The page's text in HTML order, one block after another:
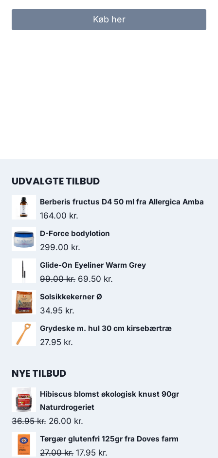
Køb her
UDVALGTE TILBUD
Berberis fructus D4 50 ml fra Allergica Amba
164.00 kr.
D-Force bodylotion
299.00 kr.
Glide-On Eyeliner Warm Grey
99.00kr. Den
oprindelige
69.50 kr.
Solsikkekerner Ø
34.95 kr.
Grydeske m. hul 30 cm kirsebærtræ
27.95 kr.
NYE TILBUD
Hibiscus blomst økologisk knust 90gr
Naturdrogeriet
36.95kr. Den
oprindelige
pris
26.00 kr.
aktuelle
pris
Tørgær glutenfri 125gr fra Doves farm
27.00kr. Den
17.95 kr.